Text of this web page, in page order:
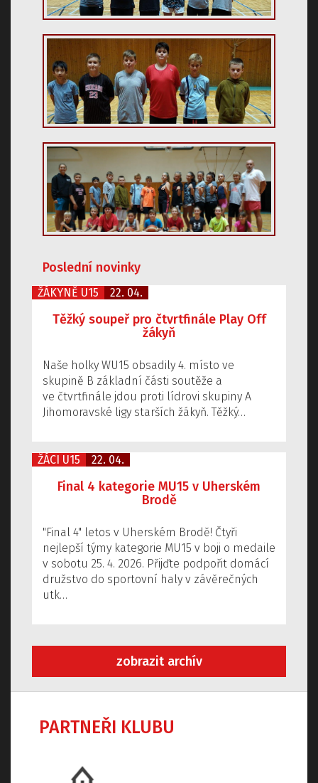
Poslední novinky
ŽÁKYNĚ U15 22. 04.
Těžký soupeř pro čtvrtfinále Play Off
žákyň
Naše holky WU15 obsadily 4. místo ve
skupině B základní části soutěže a
ve čtvrtfinále jdou proti lídrovi skupiny A
Jihomoravské ligy starších žákyň. Těžký…
ŽÁCI U15 22. 04.
Final 4 kategorie MU15 v Uherském
Brodě
"Final 4" letos v Uherském Brodě! Čtyři
nejlepší týmy kategorie MU15 v boji o medaile
v sobotu 25. 4. 2026. Přijďte podpořit domácí
družstvo do sportovní haly v závěrečných
utk…
zobrazit archív
PARTNEŘI KLUBU